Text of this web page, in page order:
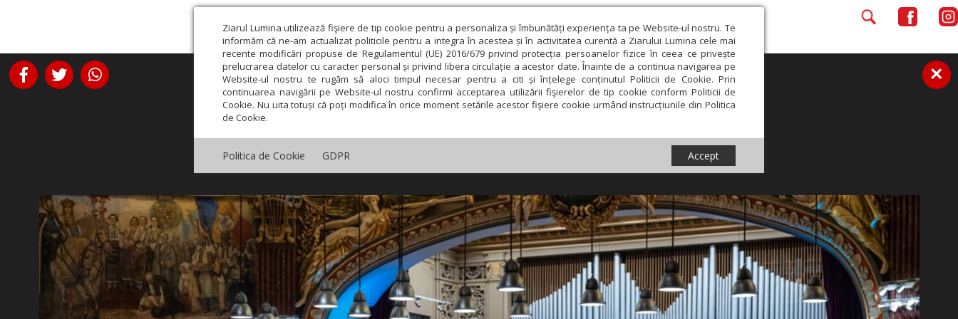
Ziarul Lumina utilizează fişiere de tip cookie pentru a personaliza și îmbunătăți experiența ta pe Website-ul nostru. Te
informăm că ne-am actualizat politicile pentru a integra în acestea și în activitatea curentă a Ziarului Lumina cele mai
recente modificări propuse de Regulamentul (UE) 2016/679 privind protecția persoanelor fizice în ceea ce privește
prelucrarea datelor cu caracter personal și privind libera circulație a acestor date. Înainte de a continua navigarea pe
Website-ul nostru te rugăm să aloci timpul necesar pentru a citi și înțelege conținutul Politicii de Cookie. Prin
continuarea navigării pe Website-ul nostru confirmi acceptarea utilizării fişierelor de tip cookie conform Politicii de
Cookie. Nu uita totuși că poți modifica în orice moment setările acestor fişiere cookie urmând instrucțiunile din Politica
de Cookie.
Politica de Cookie GDPR Accept
×